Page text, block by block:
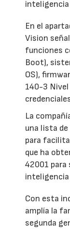
En el
Vision
funciones
Boot),
OS),
140-3
La
una lista
para
que ha
42001 para
Con esta
amplía la
segunda